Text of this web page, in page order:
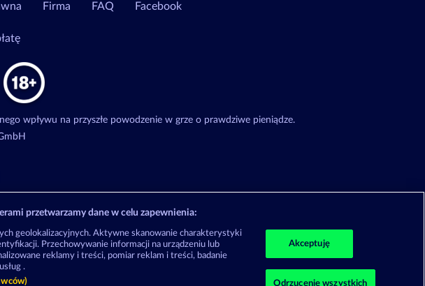
Firma FAQ Facebook
wpływu na przyszłe powodzenie w grze o prawdziwe pieniądze.
przetwarzamy dane w celu zapewnienia:
geolokalizacyjnych. Aktywne skanowanie charakterystyki
Przechowywanie informacji na urządzeniu lub
reklamy i treści, pomiar reklam i treści, badanie
.
Akceptuję
Odrzucenie wszystkich